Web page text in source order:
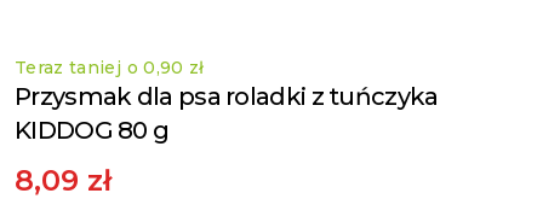
Teraz taniej o0,90 zł
Przysmak dla psa roladki z tuńczyka
KIDDOG 80 g
8,09 zł